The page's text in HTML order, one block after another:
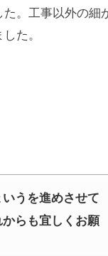
た。工事以外の細
た。
うを進めさせて
らも宜しくお願